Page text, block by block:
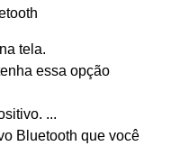
tela.
essa opção
...
Bluetooth que você